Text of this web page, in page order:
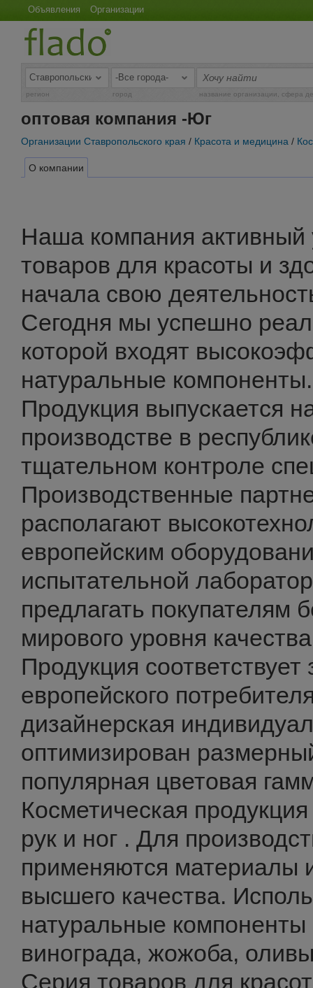
Объявления Организации
регион город название организации, сфера
оптовая компания -Юг
Организации Ставропольского края / Красота и медицина /
О компании
Наша компания активный
товаров для красоты и
начала свою
Сегодня мы успешно
которой входят
натуральные компоненты.
Продукция выпускается
производстве в
тщательном контроле
Производственные
располагают
европейским
испытательной
предлагать покупателям
мирового уровня
Продукция соответствует
европейского
дизайнерская
оптимизирован
популярная цветовая
Косметическая
рук и ног . Для
применяются материалы
высшего качества.
натуральные компоненты
винограда, жожоба,
Серия товаров для